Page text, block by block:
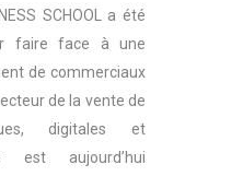
SCHOOL a été
faire face à une
de commerciaux
de la vente de
digitales et
est aujourd’hui